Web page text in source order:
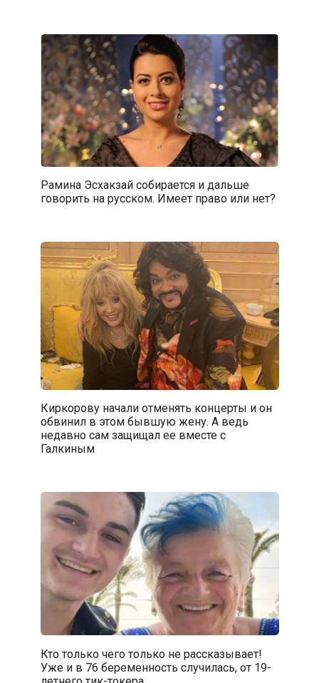
Рамина Эсхакзай собирается и дальше
говорить на русском. Имеет право или нет?
Киркорову начали отменять концерты и он
обвинил в этом бывшую жену. А ведь
недавно сам защищал ее вместе с
Галкиным
Кто только чего только не рассказывает!
Уже и в 76 беременность случилась, от 19-